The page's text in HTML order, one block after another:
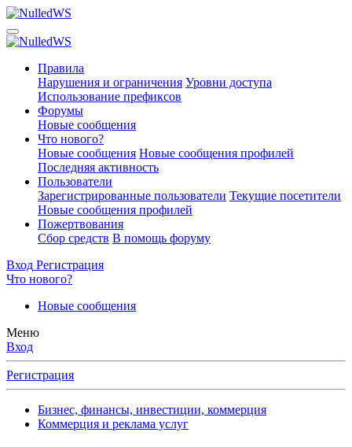
Правила
Нарушения и ограничения Уровни доступа
Использование префиксов
Форумы
Новые сообщения
Что нового?
Новые сообщения Новые сообщения профилей
Последняя активность
Пользователи
Зарегистрированные пользователи Текущие посетители
Новые сообщения профилей
Пожертвования
Сбор средств В помощь форуму
Вход Регистрация
Что нового?
Новые сообщения
Меню
Вход
Регистрация
Бизнес, финансы, инвестиции, коммерция
Коммерция и реклама услуг